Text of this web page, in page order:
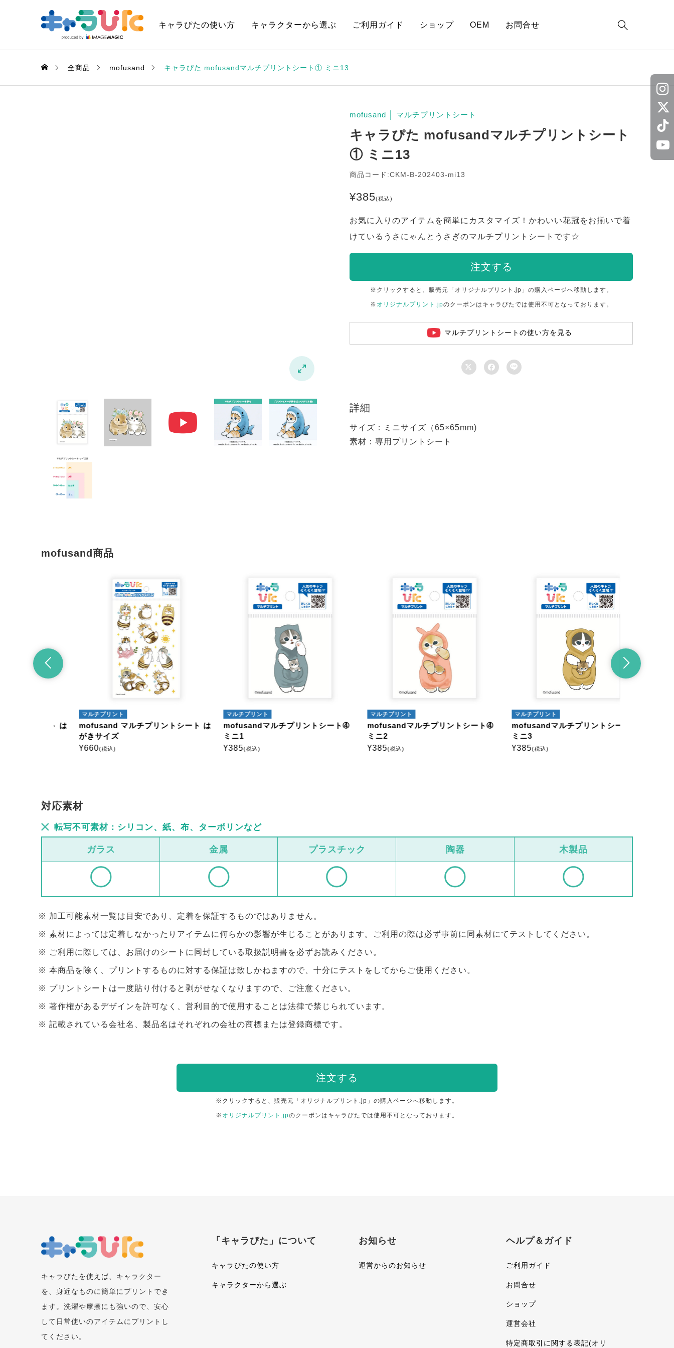
キャラぴたの使い方 キャラクターから選ぶ ご利用ガイド ショップ OEM お問合せ 
全商品 mofusand キャラぴた mofusandマルチプリントシート① ミニ13

mofusand マルチプリントシート
キャラぴた mofusandマルチプリントシート
① ミニ13
商品コード:CKM-B-202403-mi13
¥385(税込)
お気に入りのアイテムを簡単にカスタマイズ！かわいい花冠をお揃いで着
けているうさにゃんとうさぎのマルチプリントシートです☆
注文する
※クリックすると、販売元「オリジナルプリント.jp」の購入ページへ移動します。
※ オリジナルプリント.jpのクーポンはキャラぴたでは使用不可となっております。
マルチプリントシートの使い方を見る
  
詳細
サイズ：ミニサイズ（65×65mm)
素材：専用プリントシート
mofusand商品
マルチプリント
mofusand マルチプリントシート は
がきサイズ
(税込)
マルチプリント
mofusandマルチプリントシート➃
(税込)
マルチプリント
mofusandマルチプリントシート➃
(税込)
マルチプリント
mofusandマルチプリントシート➃
(税込)
対応素材
転写不可素材：シリコン、紙、布、ターボリンなど
ガラス 金属 プラスチック 陶器 木製品
加工可能素材一覧は目安であり、定着を保証するものではありません。
素材によっては定着しなかったりアイテムに何らかの影響が生じることがあります。ご利用の際は必ず事前に同素材にてテストしてください。
ご利用に際しては、お届けのシートに同封している取扱説明書を必ずお読みください。
本商品を除く、プリントするものに対する保証は致しかねますので、十分にテストをしてからご使用ください。
プリントシートは一度貼り付けると剥がせなくなりますので、ご注意ください。
著作権があるデザインを許可なく、営利目的で使用することは法律で禁じられています。
記載されている会社名、製品名はそれぞれの会社の商標または登録商標です。
注文する
※クリックすると、販売元「オリジナルプリント.jp」の購入ページへ移動します。
※ オリジナルプリント.jpのクーポンはキャラぴたでは使用不可となっております。
キャラぴたを使えば、キャラクター
を、身近なものに簡単にプリントでき
ます。洗濯や摩擦にも強いので、安心
して日常使いのアイテムにプリントし
てください。
「キャラぴた」について
キャラぴたの使い方
キャラクターから選ぶ
お知らせ
運営からのお知らせ
ヘルプ＆ガイド
ご利用ガイド
お問合せ
ショップ
運営会社
特定商取引に関する表記(オリ